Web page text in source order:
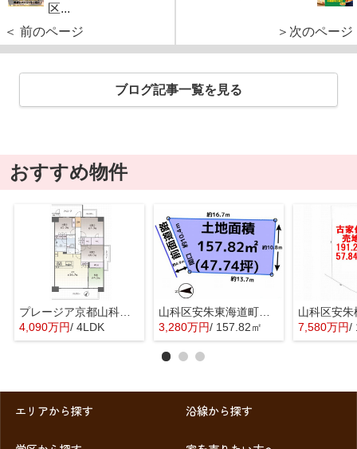
区...
＜ 前のページ
＞次のページ
ブログ記事一覧を見る
おすすめ物件
プレージア京都山科東野
4,090万円/ 4LDK
山科区安朱東海道町 売地
3,280万円/ 157.82㎡ 7,580万円/
エリアから探す 沿線から探す